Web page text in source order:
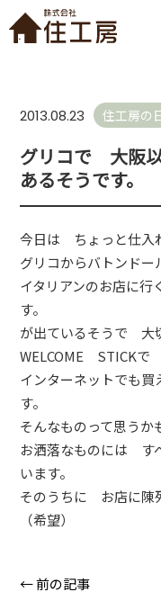
2013.08.23 住工房の
グリコで 大阪
あるそうです。
今日は ちょっと仕入
グリコからバトンドー
イタリアンのお店に行
す。
が出ているそうで 大
WELCOME STICKで
インターネットでも
す。
そんなものって思うか
お洒落なものには す
います。
そのうちに お店に陳
（希望）
← 前の記事